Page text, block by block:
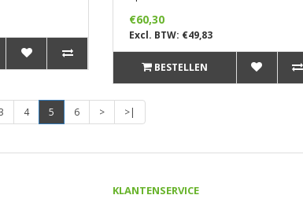
€60,30
Excl. BTW: €49,83
BESTELLEN
4 5 6 > >|
KLANTENSERVICE